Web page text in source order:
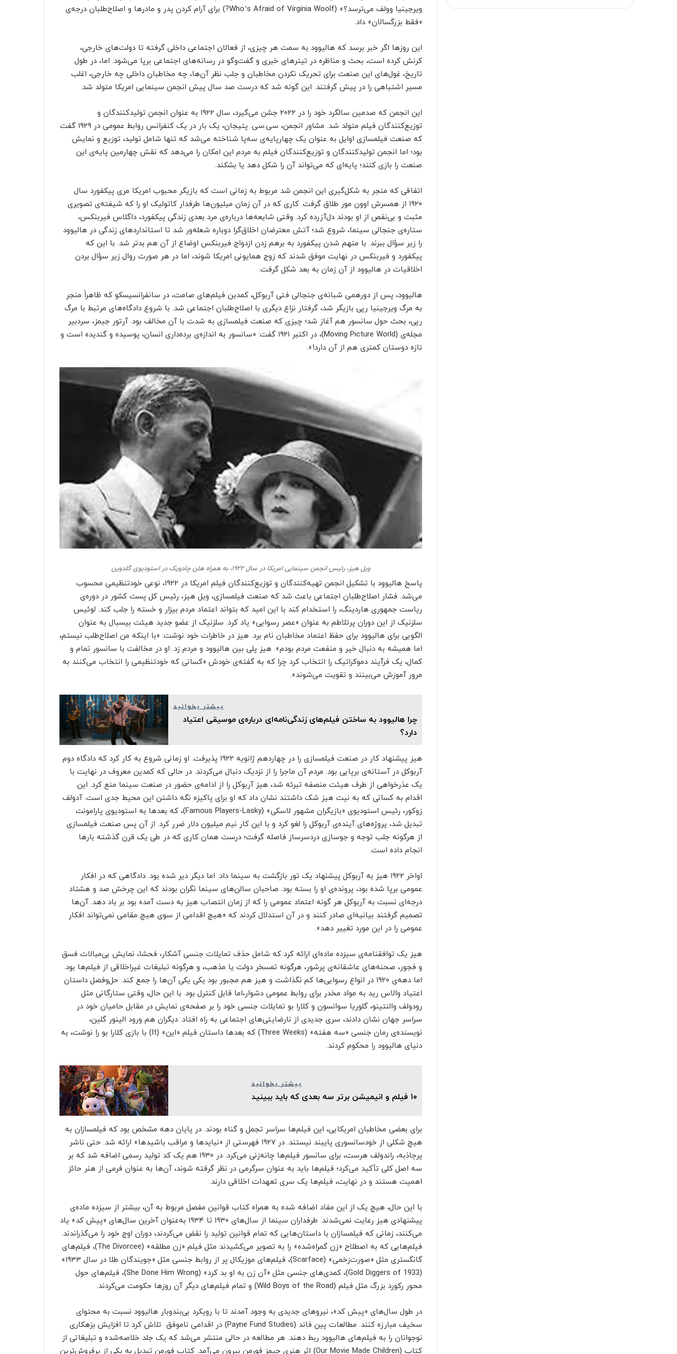
ویرجینیا وولف می‌ترسد؟» (Who’s Afraid of Virginia Woolf?) برای آرام کردن پدر و مادرها و اصلاح‌طلبان درجه‌ی
«فقط بزرگسالان» داد.
این روزها اگر خبر برسد که هالیوود به سمت هر چیزی، از فعالان اجتماعی داخلی گرفته تا دولت‌های خارجی،
کرنش کرده است، بحث و مناظره در تیترهای خبری و گفت‌وگو در رسانه‌های اجتماعی برپا می‌شود. اما، در طول
تاریخ، غول‌های این صنعت برای تحریک نکردن مخاطبان و جلب نظر آن‌ها، چه مخاطبان داخلی چه خارجی، اغلب
مسیر اشتباهی را در پیش گرفتند. این گونه شد که درست صد سال پیش انجمن سینمایی امریکا متولد شد.
این انجمن که صدمین سالگرد خود را در ۲۰۲۲ جشن می‌گیرد، سال ۱۹۲۲ به عنوان انجمن تولیدکنندگان و
توزیع‌کنندگان فیلم متولد شد. مشاور انجمن، سی.سی. پتیجان، یک بار در یک کنفرانس روابط عمومی در ۱۹۲۹ گفت
که صنعت فیلمسازی اوایل به عنوان یک چهارپایه‌ی سه‌پا شناخته می‌شد که تنها شامل تولید، توزیع و نمایش
بود؛ اما انجمن تولیدکنندگان و توزیع‌کنندگان فیلم به مردم این امکان را می‌دهد که نقش چهارمین پایه‌ی این
صنعت را بازی کنند؛ پایه‌ای که می‌تواند آن را شکل دهد یا بشکند.
اتفاقی که منجر به شکل‌گیری این انجمن شد مربوط به زمانی است که بازیگر محبوب امریکا مری پیکفورد سال
۱۹۲۰ از همسرش اوون مور طلاق گرفت. کاری که در آن زمان میلیون‌ها طرفدار کاتولیک او را که شیفته‌ی تصویری
مثبت و بی‌نقص از او بودند دل‌آزرده کرد. وقتی شایعه‌ها درباره‌ی مرد بعدی زندگی پیکفورد، داگلاس فیربنکس،
ستاره‌ی جنجالی سینما، شروع شد؛ آتش معترضان اخلاق‌گرا دوباره شعله‌ور شد تا استانداردهای زندگی در هالیوود
را زیر سؤال ببرند. با متهم شدن پیکفورد به برهم زدن ازدواج فیربنکس اوضاع از آن هم بدتر شد. با این که
پیکفورد و فیربنکس در نهایت موفق شدند که زوج همایونی امریکا شوند، اما در هر صورت روال زیر سؤال بردن
اخلاقیات در هالیوود از آن زمان به بعد شکل گرفت.
هالیوود، پس از دورهمی شبانه‌ی جنجالی فتی آربوکل، کمدین فیلم‌های صامت، در سانفرانسیسکو که ظاهراً منجر
به مرگ ویرجینیا رپی بازیگر شد، گرفتار نزاع دیگری با اصلاح‌طلبان اجتماعی شد. با شروع دادگاه‌های مرتبط با مرگ
رپی، بحث حول سانسور هم آغاز شد؛ چیزی که صنعت فیلمسازی به شدت با آن مخالف بود. آرتور جیمز، سردبیر
مجله‌ی (Moving Picture World)، در اکتبر ۱۹۲۱ گفت: «سانسور به اندازه‌ی برده‌داری انسان، پوسیده و گندیده است و
تازه دوستان کمتری هم از آن دارد!».
ویل هیز، رئیس انجمن سینمایی امریکا در سال ۱۹۲۲، به همراه هلن چادویک در استودیوی گلدوین
پاسخ هالیوود با تشکیل انجمن تهیه‌کنندگان و توزیع‌کنندگان فیلم امریکا در ۱۹۲۲، نوعی خودتنظیمی محسوب
می‌شد. فشار اصلاح‌طلبان اجتماعی باعث شد که صنعت فیلمسازی، ویل هیز، رئیس کل پست کشور در دوره‌ی
ریاست جمهوری هاردینگ، را استخدام کند با این امید که بتواند اعتماد مردم بیزار و خسته را جلب کند. لوئیس
سلزنیک از این دوران پرتلاطم به عنوان «عصر رسوایی» یاد کرد. سلزنیک از عضو جدید هیئت بیسبال به عنوان
الگویی برای هالیوود برای حفظ اعتماد مخاطبان نام برد. هیز در خاطرات خود نوشت: «با اینکه من اصلاح‌طلب نیستم،
اما همیشه به دنبال خیر و منفعت مردم بودم». هیز پلی بین هالیوود و مردم زد. او در مخالفت با سانسور تمام و
کمال، یک فرآیند دموکراتیک را انتخاب کرد چرا که به گفته‌ی خودش «کسانی که خودتنظیمی را انتخاب می‌کنند به
مرور آموزش می‌بینند و تقویت می‌شوند».
بیشتر بخوانید
چرا هالیوود به ساختن فیلم‌های زندگی‌نامه‌ای درباره‌ی موسیقی اعتیاد
دارد؟
هیز پیشنهاد کار در صنعت فیلمسازی را در چهاردهم ژانویه ۱۹۲۲ پذیرفت. او زمانی شروع به کار کرد که دادگاه دوم
آربوکل در آستانه‌ی برپایی بود. مردم آن ماجرا را از نزدیک دنبال می‌کردند. در حالی که کمدین معروف در نهایت با
یک عذرخواهی از طرف هیئت منصفه تبرئه شد، هیز آربوکل را از ادامه‌ی حضور در صنعت سینما منع کرد. این
اقدام به کسانی که به نیت هیز شک داشتند نشان داد که او برای پاکیزه نگه داشتن این محیط جدی است. آدولف
زوکور، رئیس استودیوی «بازیگران مشهور لاسکی» (Famous Players-Lasky)، که بعدها به استودیوی پارامونت
تبدیل شد، پروژه‌های آینده‌ی آربوکل را لغو کرد و با این کار نیم میلیون دلار ضرر کرد. از آن پس صنعت فیلمسازی
از هرگونه جلب توجه و جوسازی دردسرساز فاصله گرفت؛ درست همان کاری که در طی یک قرن گذشته بارها
انجام داده است.
اواخر ۱۹۲۲ هیز به آربوکل پیشنهاد یک تور بازگشت به سینما داد. اما دیگر دیر شده بود. دادگاهی که در افکار
عمومی برپا شده بود، پرونده‌ی او را بسته بود. صاحبان سالن‌های سینما نگران بودند که این چرخش صد و هشتاد
درجه‌ای نسبت به آربوکل هر گونه اعتماد عمومی را که از زمان انتصاب هیز به دست آمده بود بر باد دهد. آن‌ها
تصمیم گرفتند بیانیه‌ای صادر کنند و در آن استدلال کردند که «هیچ اقدامی از سوی هیچ مقامی نمی‌تواند افکار
عمومی را در این مورد تغییر دهد».
هیز یک توافقنامه‌ی سیزده ماده‌ای ارائه کرد که شامل حذف تمایلات جنسی آشکار، فحشا، نمایش بی‌مبالات فسق‌
و فجور، صحنه‌های عاشقانه‌ی پرشور، هرگونه تمسخر دولت یا مذهب، و هرگونه تبلیغات غیراخلاقی از فیلم‌ها بود.
اما دهه‌ی ۱۹۲۰ در انواع رسوایی‌ها کم نگذاشت و هیز هم مجبور بود یکی یکی آن‌ها را جمع کند. حل‌وفصل داستان
اعتیاد والاس رید به مواد مخدر برای روابط عمومی دشوار،اما قابل کنترل بود. با این حال، وقتی ستارگانی مثل
رودولف والنتینو، گلوریا سوانسون و کلارا بو تمایلات جنسی خود را بر صفحه‌ی نمایش در مقابل حامیان خود در
سراسر جهان نشان دادند، سری جدیدی از نارضایتی‌های اجتماعی به راه افتاد. دیگران هم ورود الینور گلین،
نویسنده‌ی رمان جنسی «سه هفته» (Three Weeks) که بعدها داستان فیلم «این» (It) با بازی کلارا بو را نوشت، به
دنیای هالیوود را محکوم کردند.
بیشتر بخوانید
۱۰ فیلم و انیمیشن برتر سه بعدی‌ که باید ببینید
برای بعضی مخاطبان امریکایی، این فیلم‌ها سراسر تجمل و گناه بودند. در پایان دهه مشخص بود که فیلمسازان به
هیچ شکلی از خودسانسوری پایبند نیستند. در ۱۹۲۷ فهرستی از «نبایدها و مراقب باشیدها» ارائه شد. حتی ناشر
پرجاذبه، راندولف هرست، برای سانسور فیلم‌ها چانه‌زنی می‌کرد. در ۱۹۳۰ هم یک کد تولید رسمی اضافه شد که بر
سه اصل کلی تأکید می‌کرد؛ فیلم‌ها باید به عنوان سرگرمی در نظر گرفته شوند، آن‌ها به عنوان فرمی از هنر حائز
اهمیت هستند و در نهایت، فیلم‌ها یک سری تعهدات اخلاقی دارند.
با این حال، هیچ یک از این مفاد اضافه شده به همراه کتاب قوانین مفصل مربوط به آن، بیشتر از سیزده ماده‌ی
پیشنهادی هیز رعایت نمی‌شدند. طرفداران سینما از سال‌های ۱۹۳۰ تا ۱۹۳۴ به‌عنوان آخرین سال‌های «پیش کد» یاد
می‌کنند، زمانی که فیلمسازان با داستان‌هایی که تمام قوانین تولید را نقض می‌کردند، دوران اوج خود را می‌گذراندند.
فیلم‌هایی که به اصطلاح «زن گمراه‌شده» را به تصویر می‌کشیدند مثل فیلم «زن مطلقه» (The Divorcee)، فیلم‌های
گانگستری مثل «صورت‌زخمی» (Scarface)، فیلم‌های موزیکال پر از روابط جنسی مثل «جویندگان طلا در سال ۱۹۳۳»
(Gold Diggers of 1933)، کمدی‌های جنسی مثل «آن زن به او بد کرد» (She Done Him Wrong)، فیلم‌های حول
محور رکورد بزرگ مثل فیلم (Wild Boys of the Road) و تمام فیلم‌های دیگر آن روزها حکومت می‌کردند.
در طول سال‌های «پیش کد»، نیروهای جدیدی به وجود آمدند تا با رویکرد بی‌بندوبار هالیوود نسبت به محتوای
سخیف مبارزه کنند. مطالعات پین فاند (Payne Fund Studies) در اقدامی ناموفق تلاش کرد تا افزایش بزهکاری
نوجوانان را به فیلم‌های هالیوود ربط دهند. هر مطالعه در حالی منتشر می‌شد که یک جلد خلاصه‌شده و تبلیغاتی از
کتاب (Our Movie Made Children) اثر هنری جیمز فورمن بیرون می‌آمد. کتاب فورمن تبدیل به یکی از پرفروش‌ترین